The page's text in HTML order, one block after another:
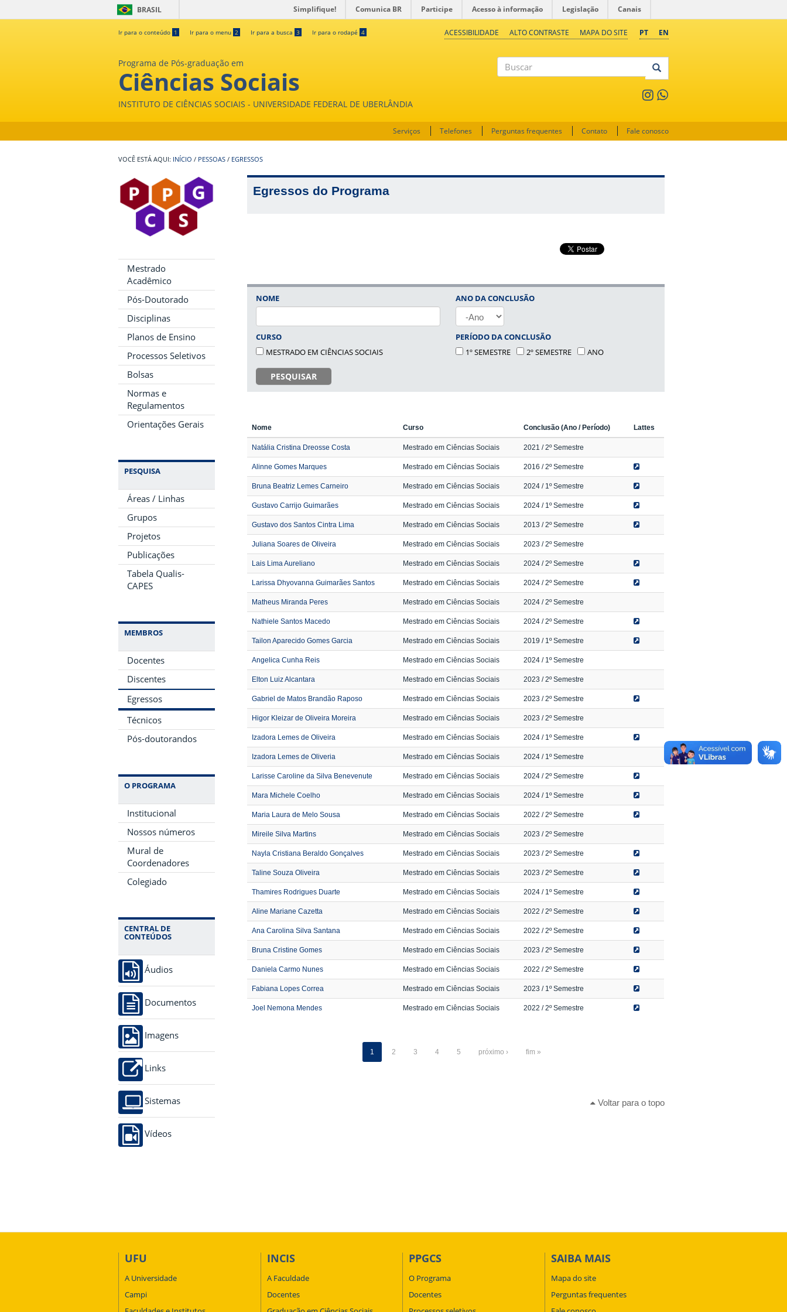
BRASIL Simplifique! Comunica BR Participe Acesso à informação Legislação Canais
Ir para o conteúdo 1 Ir para o menu 2 Ir para a busca 3 Ir para o rodapé 4 PT EN
ACESSIBILIDADE ALTO CONTRASTE MAPA DO SITE
Programa de Pós-graduação em
Ciências Sociais
INSTITUTO DE CIÊNCIAS SOCIAIS - UNIVERSIDADE FEDERAL DE UBERLÂNDIA
Serviços Telefones Perguntas frequentes Contato Fale conosco
INÍCIO / PESSOAS / EGRESSOS
Mestrado
Acadêmico
Pós-Doutorado
Disciplinas
Planos de Ensino
Processos Seletivos
Bolsas
Normas e
Regulamentos
Orientações Gerais
PESQUISA
Áreas / Linhas
Grupos
Projetos
Publicações
Tabela Qualis-
CAPES
MEMBROS
Docentes
Discentes
Egressos
Técnicos
Pós-doutorandos
O PROGRAMA
Institucional
Nossos números
Mural de
Coordenadores
Colegiado
CENTRAL DE
CONTEÚDOS
Áudios
Documentos
Imagens
Links
Sistemas
Vídeos
Egressos do Programa
NOME
CURSO
MESTRADO EM CIÊNCIAS SOCIAIS
PESQUISAR
ANO DA CONCLUSÃO
ANO
PERÍODO DA CONCLUSÃO
1º SEMESTRE
2º SEMESTRE ANO
Nome Curso Conclusão (Ano / Período) Lattes
Natália Cristina Dreosse Costa Mestrado em Ciências Sociais 2021 / 2º Semestre
Alinne Gomes Marques Mestrado em Ciências Sociais 2016 / 2º Semestre
Bruna Beatriz Lemes Carneiro Mestrado em Ciências Sociais 2024 / 1º Semestre
Gustavo Carrijo Guimarães Mestrado em Ciências Sociais 2024 / 1º Semestre
Gustavo dos Santos Cintra Lima Mestrado em Ciências Sociais 2013 / 2º Semestre
Juliana Soares de Oliveira Mestrado em Ciências Sociais 2023 / 2º Semestre
Lais Lima Aureliano Mestrado em Ciências Sociais 2024 / 2º Semestre
Larissa Dhyovanna Guimarães Santos Mestrado em Ciências Sociais 2024 / 2º Semestre
Matheus Miranda Peres Mestrado em Ciências Sociais 2024 / 2º Semestre
Nathiele Santos Macedo Mestrado em Ciências Sociais 2024 / 2º Semestre
Tailon Aparecido Gomes Garcia Mestrado em Ciências Sociais 2019 / 1º Semestre
Angelica Cunha Reis Mestrado em Ciências Sociais 2024 / 1º Semestre
Elton Luiz Alcantara Mestrado em Ciências Sociais 2023 / 2º Semestre
Gabriel de Matos Brandão Raposo Mestrado em Ciências Sociais 2023 / 2º Semestre
Higor Kleizar de Oliveira Moreira Mestrado em Ciências Sociais 2023 / 2º Semestre
Izadora Lemes de Oliveira Mestrado em Ciências Sociais 2024 / 1º Semestre
Izadora Lemes de Oliveria Mestrado em Ciências Sociais 2024 / 1º Semestre
Larisse Caroline da Silva Benevenute Mestrado em Ciências Sociais 2024 / 2º Semestre
Mara Michele Coelho Mestrado em Ciências Sociais 2024 / 1º Semestre
Maria Laura de Melo Sousa Mestrado em Ciências Sociais 2022 / 2º Semestre
Mireile Silva Martins Mestrado em Ciências Sociais 2023 / 2º Semestre
Nayla Cristiana Beraldo Gonçalves Mestrado em Ciências Sociais 2023 / 2º Semestre
Taline Souza Oliveira Mestrado em Ciências Sociais 2023 / 2º Semestre
Thamires Rodrigues Duarte Mestrado em Ciências Sociais 2024 / 1º Semestre
Aline Mariane Cazetta Mestrado em Ciências Sociais 2022 / 2º Semestre
Ana Carolina Silva Santana Mestrado em Ciências Sociais 2022 / 2º Semestre
Bruna Cristine Gomes Mestrado em Ciências Sociais 2023 / 2º Semestre
Daniela Carmo Nunes Mestrado em Ciências Sociais 2022 / 2º Semestre
Fabiana Lopes Correa Mestrado em Ciências Sociais 2023 / 1º Semestre
Joel Nemona Mendes Mestrado em Ciências Sociais 2022 / 2º Semestre
1 2 3 4 5 próximo › fim »
Voltar para o topo
UFU
A Universidade
Campi
INCIS
A Faculdade
Docentes
PPGCS
O Programa
Docentes
SAIBA MAIS
Mapa do site
Perguntas frequentes